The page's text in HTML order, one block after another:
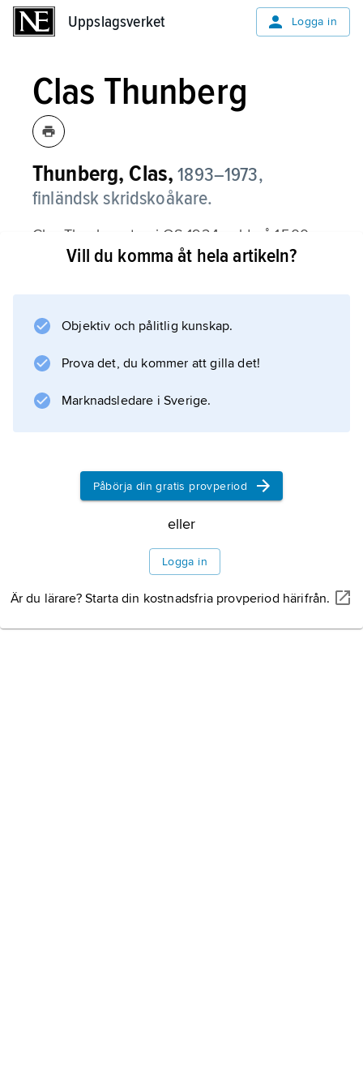
Uppslagsverket Logga in
Clas Thunberg
Thunberg, Clas, 1893–1973,
finländsk skridskoåkare.
Clas Thunberg tog i OS 1924 guld på 1 500 m
och 5 000 m, silver på 10 000 m och brons på
Vill du komma åt hela artikeln?
Objektiv och pålitlig kunskap.
Prova det, du kommer att gilla det!
Marknadsledare i Sverige.
Påbörja din gratis provperiod
eller
Logga in
Är du lärare? Starta din kostnadsfria provperiod härifrån.